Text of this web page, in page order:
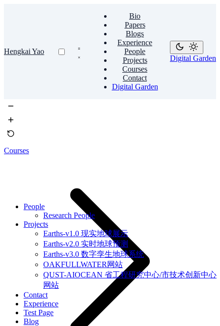
Hengkai Yao
Bio
Papers
Blogs
Experience
People
Projects
Courses
Contact
Digital Garden
Digital Garden
People
Research People
Projects
Earths-v1.0 现实地球展示
Earths-v2.0 实时地球预测
Earths-v3.0 数字孪生地球系统
OAKFULLWATER网站
QUST-AIOCEAN 省工程研究中心/市技术创新中心
网站
Contact
Experience
Test Page
Blog
Courses